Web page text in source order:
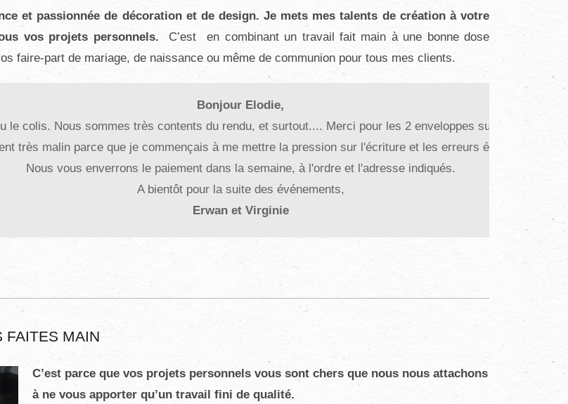
et passionnée de décoration et de design. Je mets mes talents de création à votre
vos projets personnels. C’est en combinant un travail fait main à une bonne dose
faire-part de mariage, de naissance ou même de communion pour tous mes clients.
colis.
sa place dans la chambre de Paul :)
un grand merci pour le travail.
FAITES MAIN
C’est parce que vos projets personnels vous sont chers que nous nous attachons
à ne vous apporter qu’un travail fini de qualité.